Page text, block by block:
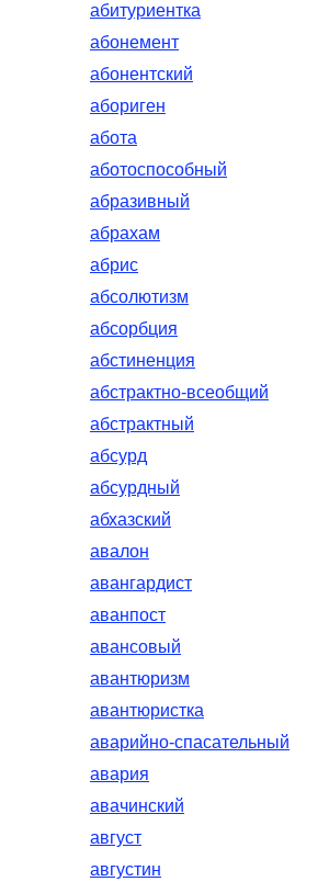
абитуриентка
абонемент
абонентский
абориген
абота
аботоспособный
абразивный
абрахам
абрис
абсолютизм
абсорбция
абстиненция
абстрактно-всеобщий
абстрактный
абсурд
абсурдный
абхазский
авалон
авангардист
аванпост
авансовый
авантюризм
авантюристка
аварийно-спасательный
авария
авачинский
август
августин